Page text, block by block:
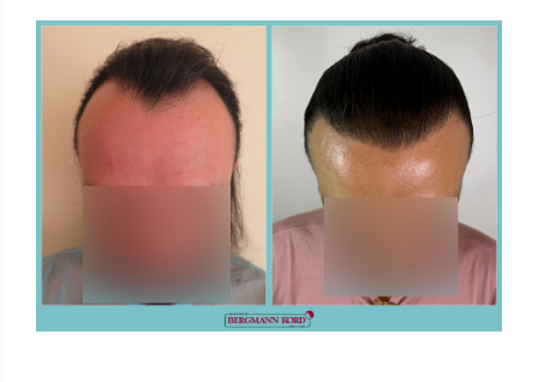
FUE - Αποτελέσματα - Photo Galleries
ΜΕΤΑΜΟΣΧΕΥΣΗ ΜΑΛΛΙΩΝ